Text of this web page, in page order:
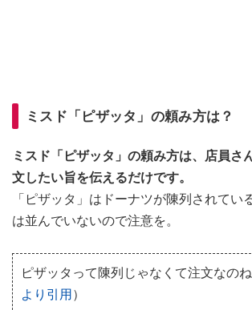
ミスド「ピザッタ」の頼み方は？
ミスド「ピザッタ」の頼み方は、店員さ
文したい旨を伝えるだけです。
「ピザッタ」はドーナツが陳列されてい
は並んでいないので注意を。
ピザッタって陳列じゃなくて注文なの
より引用）